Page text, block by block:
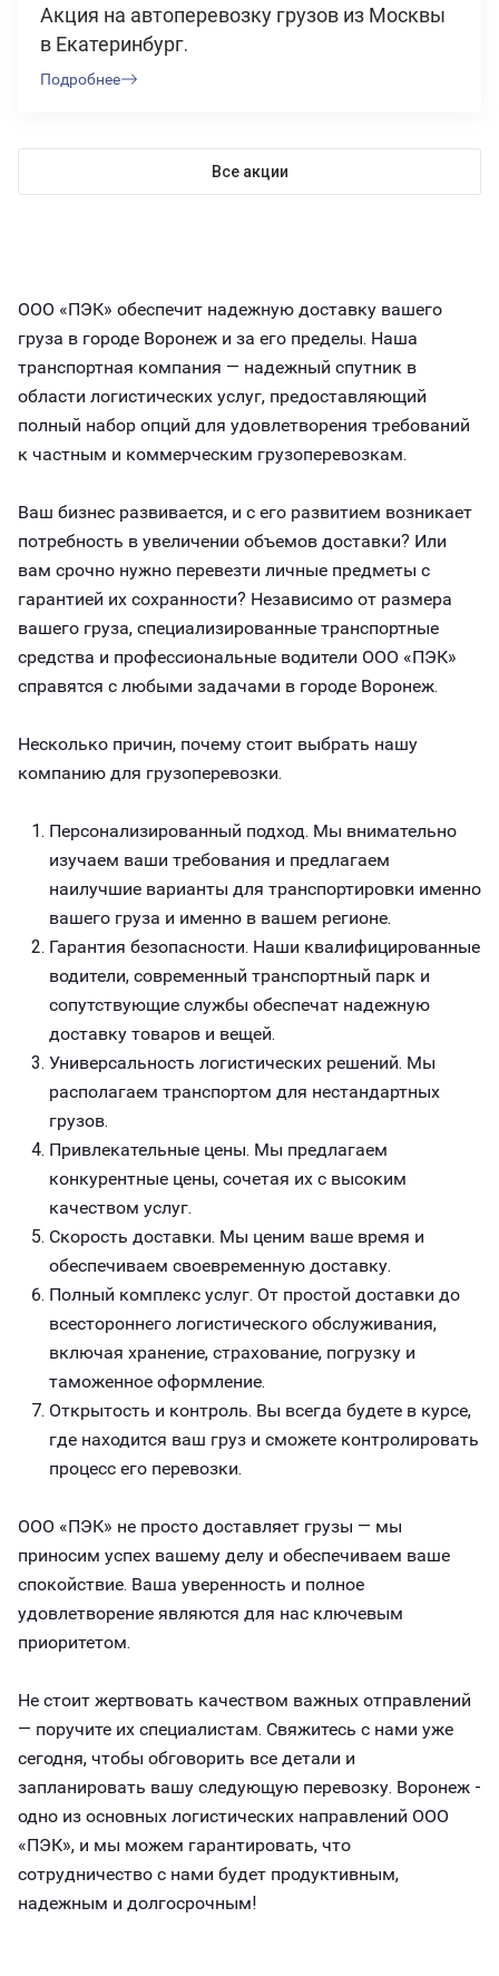
Акция на автоперевозку грузов из Москвы
в Екатеринбург.
Подробнее
Все акции
ООО «ПЭК» обеспечит надежную доставку вашего
груза в городе Воронеж и за его пределы. Наша
транспортная компания — надежный спутник в
области логистических услуг, предоставляющий
полный набор опций для удовлетворения требований
к частным и коммерческим грузоперевозкам.
Ваш бизнес развивается, и с его развитием возникает
потребность в увеличении объемов доставки? Или
вам срочно нужно перевезти личные предметы с
гарантией их сохранности? Независимо от размера
вашего груза, специализированные транспортные
средства и профессиональные водители ООО «ПЭК»
справятся с любыми задачами в городе Воронеж.
Несколько причин, почему стоит выбрать нашу
компанию для грузоперевозки.
Персонализированный подход. Мы внимательно
изучаем ваши требования и предлагаем
наилучшие варианты для транспортировки именно
вашего груза и именно в вашем регионе.
Гарантия безопасности. Наши квалифицированные
водители, современный транспортный парк и
сопутствующие службы обеспечат надежную
доставку товаров и вещей.
Универсальность логистических решений. Мы
располагаем транспортом для нестандартных
грузов.
Привлекательные цены. Мы предлагаем
конкурентные цены, сочетая их с высоким
качеством услуг.
Скорость доставки. Мы ценим ваше время и
обеспечиваем своевременную доставку.
Полный комплекс услуг. От простой доставки до
всестороннего логистического обслуживания,
включая хранение, страхование, погрузку и
таможенное оформление.
Открытость и контроль. Вы всегда будете в курсе,
где находится ваш груз и сможете контролировать
процесс его перевозки.
ООО «ПЭК» не просто доставляет грузы — мы
приносим успех вашему делу и обеспечиваем ваше
спокойствие. Ваша уверенность и полное
удовлетворение являются для нас ключевым
приоритетом.
Не стоит жертвовать качеством важных отправлений
— поручите их специалистам. Свяжитесь с нами уже
сегодня, чтобы обговорить все детали и
запланировать вашу следующую перевозку. Воронеж -
одно из основных логистических направлений ООО
«ПЭК», и мы можем гарантировать, что
сотрудничество с нами будет продуктивным,
надежным и долгосрочным!